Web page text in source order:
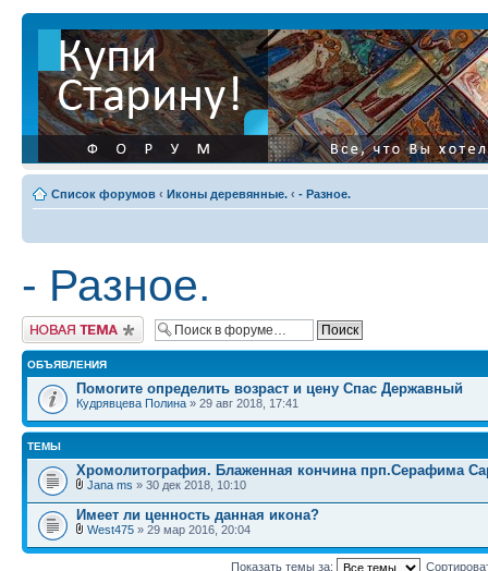
Список форумов ‹ Иконы деревянные. ‹ - Разное.
- Разное.
Начать новую тему
ОБЪЯВЛЕНИЯ
Помогите определить возраст и цену Спас Державный
Кудрявцева Полина » 29 авг 2018, 17:41
ТЕМЫ
Хромолитография. Блаженная кончина прп.Серафима
Jana ms » 30 дек 2018, 10:10
Имеет ли ценность данная икона?
West475 » 29 мар 2016, 20:04
Показать темы за: